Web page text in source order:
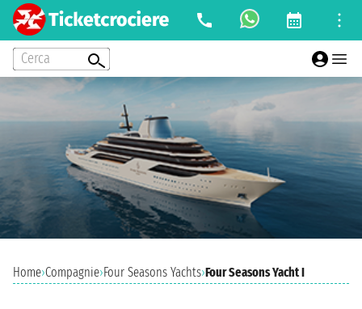
Cerca
Home›Compagnie›Four Seasons Yachts›Four Seasons Yacht I